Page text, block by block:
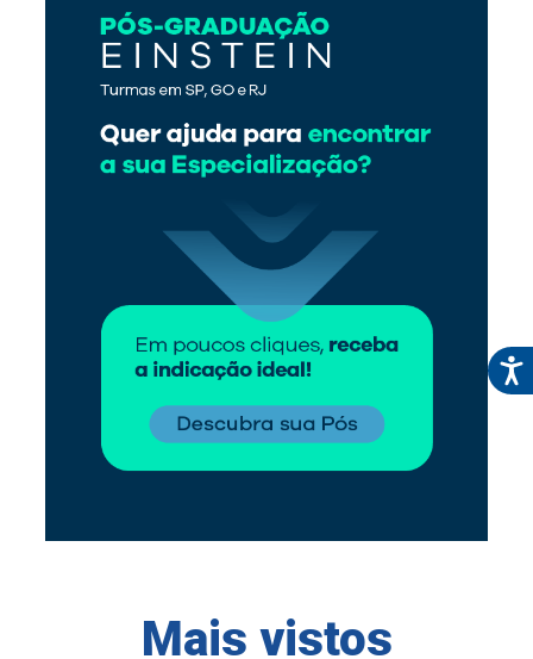
Mais vistos